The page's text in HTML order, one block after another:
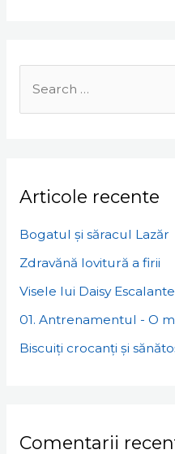
Search
for:
Articole recente
Bogatul și săracul Lazăr
Zdravănă lovitură a firii
Visele lui Daisy
01. Antrenamentul - O
Biscuiți crocanți și
Comentarii